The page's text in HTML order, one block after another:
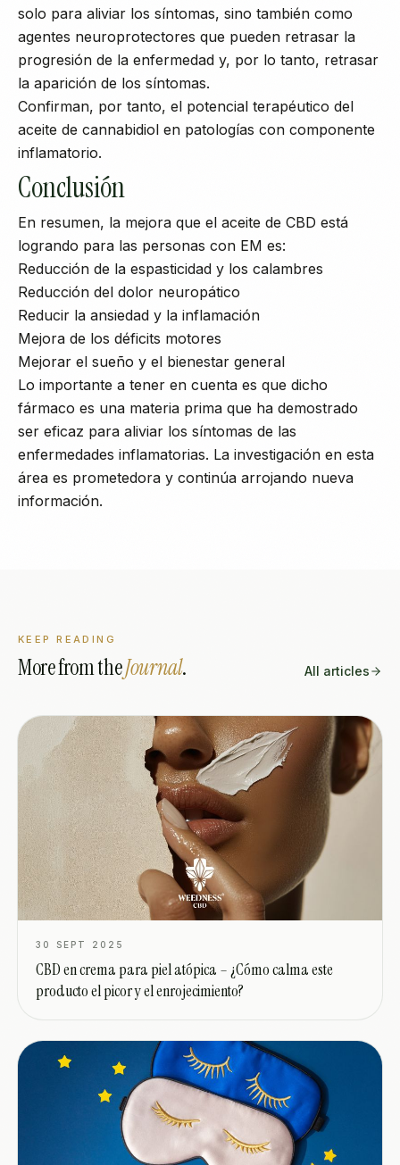
solo para aliviar los síntomas, sino también como
agentes neuroprotectores que pueden retrasar la
progresión de la enfermedad y, por lo tanto, retrasar
la aparición de los síntomas.
Confirman, por tanto, el potencial terapéutico del
aceite de cannabidiol en patologías con componente
inflamatorio.
Conclusión
En resumen, la mejora que el aceite de CBD está
logrando para las personas con EM es:
Reducción de la espasticidad y los calambres
Reducción del dolor neuropático
Reducir la ansiedad y la inflamación
Mejora de los déficits motores
Mejorar el sueño y el bienestar general
Lo importante a tener en cuenta es que dicho
fármaco es una materia prima que ha demostrado
ser eficaz para aliviar los síntomas de las
enfermedades inflamatorias. La investigación en esta
área es prometedora y continúa arrojando nueva
información.
KEEP READING
More from theJournal. All articles
30 SEPT 2025
CBD en crema para piel atópica – ¿Cómo calma este
producto el picor y el enrojecimiento?